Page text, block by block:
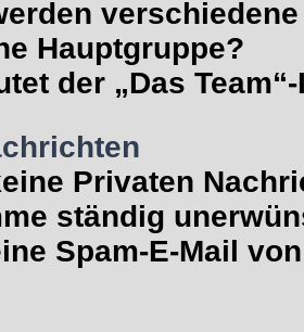
Hauptgruppe?
der „Das
Privaten
ständig
Spam-E-Mail